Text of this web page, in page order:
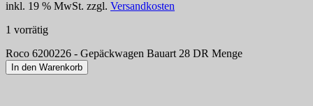
inkl. 19 % MwSt. zzgl. Versandkosten
1 vorrätig
Roco 6200226 - Gepäckwagen Bauart 28 DR Menge
In den Warenkorb